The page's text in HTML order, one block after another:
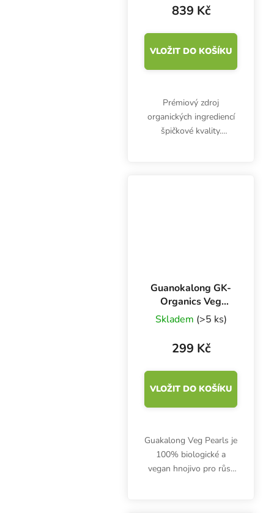
839 Kč
VLOŽIT DO KOŠÍKU
Prémiový zdroj
organických ingrediencí
špičkové kvality.
Guanokalong GK-
Organics Veg
Pearls 1 l, růstové
bio hnojivo
Skladem (>5 ks)
299 Kč
VLOŽIT DO KOŠÍKU
Guakalong Veg Pearls je
100% biologické a
vegan hnojivo pro růst